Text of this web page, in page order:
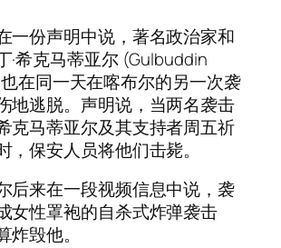
一份声明中说，著名政治家和
·希克马蒂亚尔 (Gulbuddin
在同一天在喀布尔的另一次袭
地逃脱。声明说，当两名袭击
克马蒂亚尔及其支持者周五祈
，保安人员将他们击毙。
后来在一段视频信息中说，袭
女性罩袍的自杀式炸弹袭击
毁他。